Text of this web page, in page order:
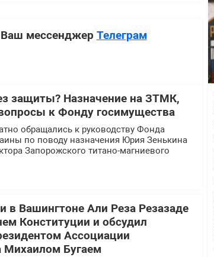
Ваш мессенджер Телеграм
защиты? Назначение на ЗТМК,
к Фонду госимущества
обращались к руководству Фонда
по поводу назначения Юрия Зенькина
Запорожского титано-магниевого
в Вашингтоне Али Реза Резазаде
Конституции и обсудил
Ассоциации
Михаилом Бугаем